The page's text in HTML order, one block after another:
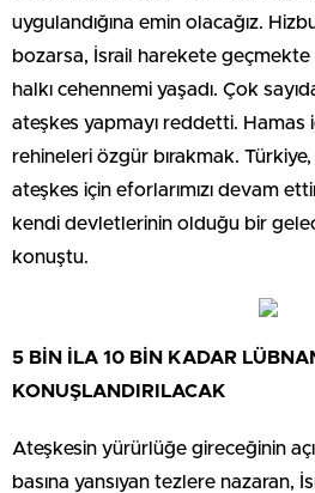
uygulandığına emin olacağız.
bozarsa, İsrail harekete geçmekte
halkı cehennemi yaşadı. Çok
ateşkes yapmayı reddetti. Hamas
rehineleri özgür bırakmak. Türkiye,
ateşkes için eforlarımızı devam
kendi devletlerinin olduğu bir
konuştu.
5 BİN İLA 10 BİN KADAR
KONUŞLANDIRILACAK
Ateşkesin yürürlüğe gireceğinin
basına yansıyan tezlere nazaran,